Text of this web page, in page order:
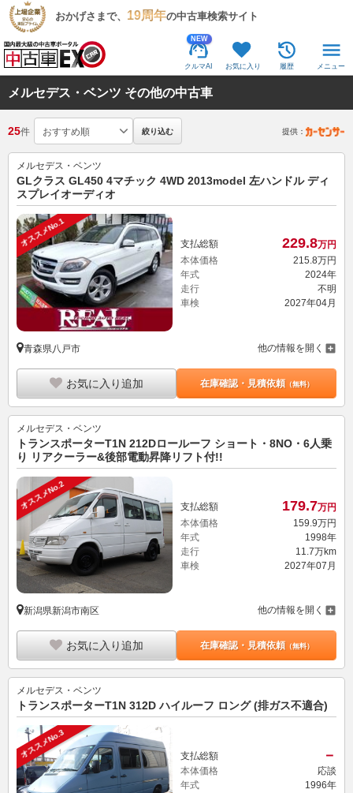
おかげさまで、 19周年の中古車検索サイト
NEW
クルマAI お気に入り 履歴 メニュー
メルセデス・ベンツ その他の中古車
25件 絞り込む 提供：
メルセデス・ベンツ
GLクラス GL450 4マチック 4WD 2013model 左ハンドル ディ
スプレイオーディオ
オススメNo.1 支払総額 229.8万円
本体価格
215.8万円
年式
2024年
走行
不明
車検
2027年04月
青森県八戸市 他の情報を開く
お気に入り追加 在庫確認・見積依頼（無料）
メルセデス・ベンツ
トランスポーターT1N 212Dロールーフ ショート・8NO・6人乗
り リアクーラー&後部電動昇降リフト付!!
オススメNo.2 支払総額 179.7万円
本体価格
159. 9万円
年式
1998年
走行
11.7万km
車検
2027年07月
新潟県新潟市南区 他の情報を開く
お気に入り追加 在庫確認・見積依頼（無料）
メルセデス・ベンツ
トランスポーターT1N 312D ハイルーフ ロング (排ガス不適合)
オススメNo.3 支払総額 －
本体価格
応談
年式
1996年